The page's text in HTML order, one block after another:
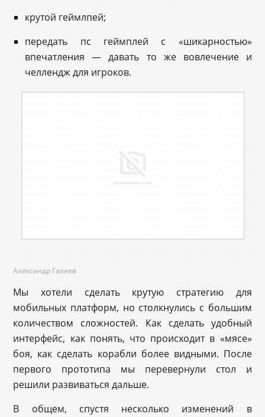
крутой геймлпей;
передать пс геймплей с «шикарностью»
впечатления — давать то же вовлечение и
челлендж для игроков.
Александр Галеев
Мы хотели сделать крутую стратегию для
мобильных платформ, но столкнулись с большим
количеством сложностей. Как сделать удобный
интерфейс, как понять, что происходит в «мясе»
боя, как сделать корабли более видными. После
первого прототипа мы перевернули стол и
решили развиваться дальше.
В общем, спустя несколько изменений в